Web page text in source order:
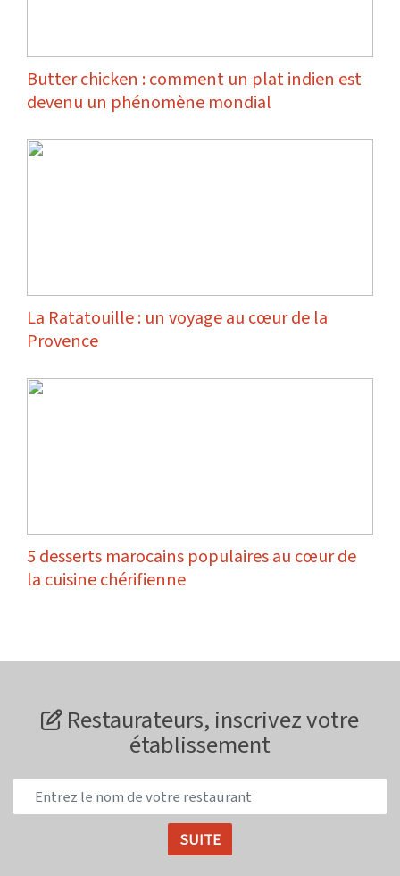
Butter chicken : comment un plat indien est
devenu un phénomène mondial
La Ratatouille : un voyage au cœur de la
Provence
5 desserts marocains populaires au cœur de
la cuisine chérifienne
Restaurateurs, inscrivez votre
établissement